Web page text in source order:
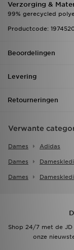
Verzorging &
99% gerecycled
Productcode:
Beoordelingen
Levering
Retourneringen
Verwante
Dames Adidas
Dames
Dames
Shop 24/7 met de
onze